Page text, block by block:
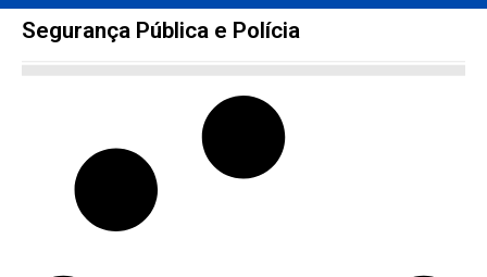
Segurança Pública e Polícia